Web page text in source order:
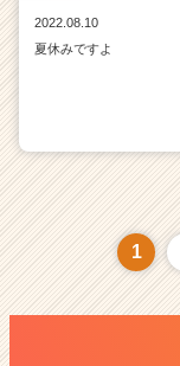
2022.08.10
夏休みですよ
1